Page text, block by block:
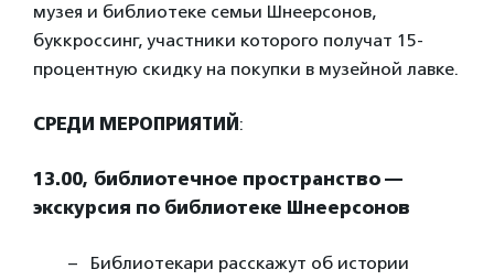
музея и библиотеке семьи Шнеерсонов,
буккроссинг, участники которого получат 15-
процентную скидку на покупки в музейной лавке.
СРЕДИ МЕРОПРИЯТИЙ:
13.00, библиотечное пространство —
экскурсия по библиотеке Шнеерсонов
Библиотекари расскажут об истории